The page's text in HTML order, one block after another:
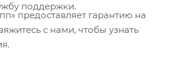
поддержки.
предоставляет гарантию на
с нами, чтобы узнать